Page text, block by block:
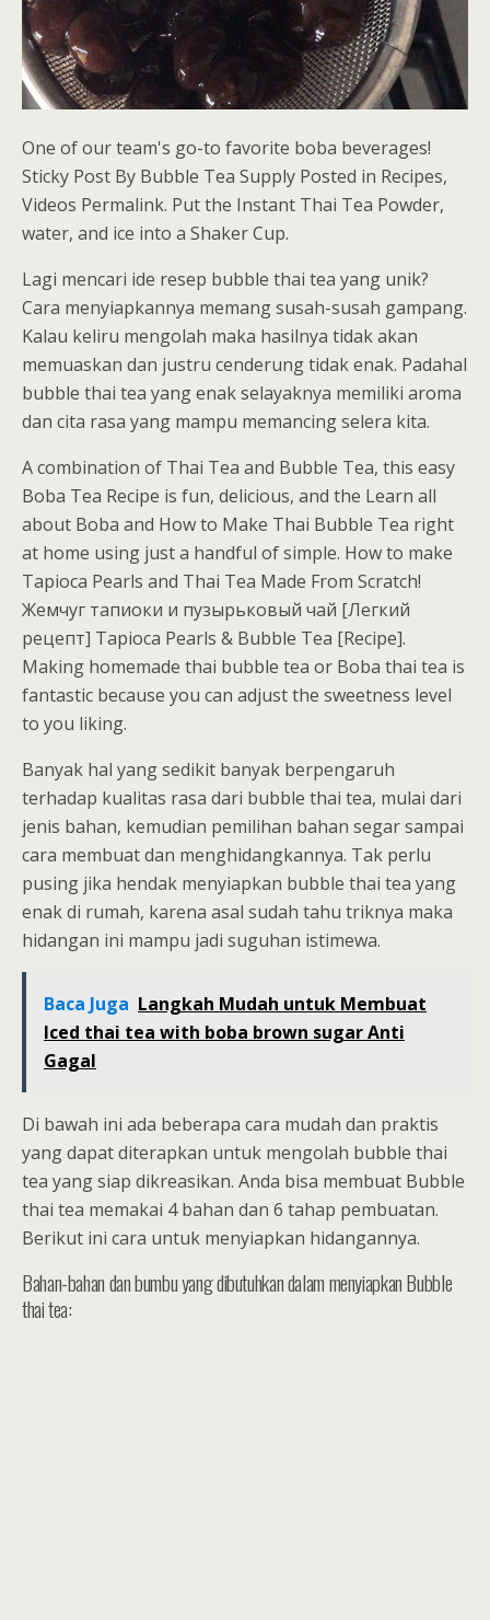
One of our team's go-to favorite boba beverages!
Sticky Post By Bubble Tea Supply Posted in Recipes,
Videos Permalink. Put the Instant Thai Tea Powder,
water, and ice into a Shaker Cup.
Lagi mencari ide resep bubble thai tea yang unik?
Cara menyiapkannya memang susah-susah gampang.
Kalau keliru mengolah maka hasilnya tidak akan
memuaskan dan justru cenderung tidak enak. Padahal
bubble thai tea yang enak selayaknya memiliki aroma
dan cita rasa yang mampu memancing selera kita.
A combination of Thai Tea and Bubble Tea, this easy
Boba Tea Recipe is fun, delicious, and the Learn all
about Boba and How to Make Thai Bubble Tea right
at home using just a handful of simple. How to make
Tapioca Pearls and Thai Tea Made From Scratch!
Жемчуг тапиоки и пузырьковый чай [Легкий
рецепт] Tapioca Pearls & Bubble Tea [Recipe].
Making homemade thai bubble tea or Boba thai tea is
fantastic because you can adjust the sweetness level
to you liking.
Banyak hal yang sedikit banyak berpengaruh
terhadap kualitas rasa dari bubble thai tea, mulai dari
jenis bahan, kemudian pemilihan bahan segar sampai
cara membuat dan menghidangkannya. Tak perlu
pusing jika hendak menyiapkan bubble thai tea yang
enak di rumah, karena asal sudah tahu triknya maka
hidangan ini mampu jadi suguhan istimewa.
Baca Juga Langkah Mudah untuk Membuat
Iced thai tea with boba brown sugar Anti
Gagal
Di bawah ini ada beberapa cara mudah dan praktis
yang dapat diterapkan untuk mengolah bubble thai
tea yang siap dikreasikan. Anda bisa membuat Bubble
thai tea memakai 4 bahan dan 6 tahap pembuatan.
Berikut ini cara untuk menyiapkan hidangannya.
Bahan-bahan dan bumbu yang dibutuhkan dalam menyiapkan Bubble
thai tea: